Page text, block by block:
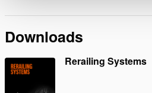
Downloads
Rerailing Systems